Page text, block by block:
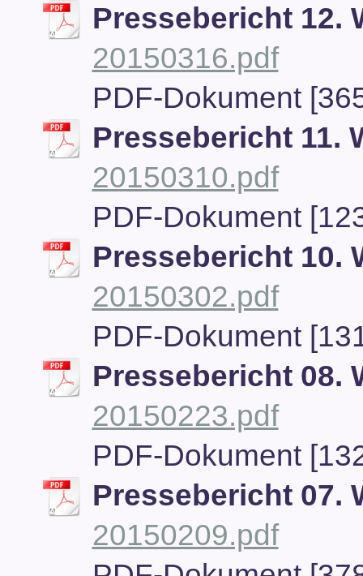
Pressebericht 12.
20150316.pdf
PDF-Dokument
Pressebericht 11.
20150310.pdf
PDF-Dokument
Pressebericht 10.
20150302.pdf
PDF-Dokument
Pressebericht 08.
20150223.pdf
PDF-Dokument
Pressebericht 07.
20150209.pdf